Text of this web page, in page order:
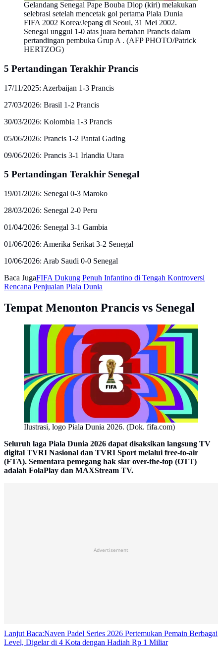
Gelandang Senegal Pape Bouba Diop (kiri) melakukan
selebrasi setelah mencetak gol pertama Piala Dunia
FIFA 2002 Korea/Jepang di Seoul, 31 Mei 2002.
Senegal unggul 1-0 atas juara bertahan Prancis dalam
pertandingan pembuka Grup A . (AFP PHOTO/Patrick
HERTZOG)
5 Pertandingan Terakhir Prancis
17/11/2025: Azerbaijan 1-3 Prancis
27/03/2026: Brasil 1-2 Prancis
30/03/2026: Kolombia 1-3 Prancis
05/06/2026: Prancis 1-2 Pantai Gading
09/06/2026: Prancis 3-1 Irlandia Utara
5 Pertandingan Terakhir Senegal
19/01/2026: Senegal 0-3 Maroko
28/03/2026: Senegal 2-0 Peru
01/04/2026: Senegal 3-1 Gambia
01/06/2026: Amerika Serikat 3-2 Senegal
10/06/2026: Arab Saudi 0-0 Senegal
Baca JugaFIFA Dukung Penuh Infantino di Tengah Kontroversi
Rencana Penjualan Piala Dunia
Tempat Menonton Prancis vs Senegal
Ilustrasi, logo Piala Dunia 2026. (Dok. fifa.com)
Seluruh laga Piala Dunia 2026 dapat disaksikan langsung TV
digital TVRI Nasional dan TVRI Sport melalui free-to-air
(FTA). Sementara pemegang hak siar over-the-top (OTT)
adalah FolaPlay dan MAXStream TV.
Advertisement
Lanjut Baca:Naven Padel Series 2026 Pertemukan Pemain Berbagai
Level, Digelar di 4 Kota dengan Hadiah Rp 1 Miliar